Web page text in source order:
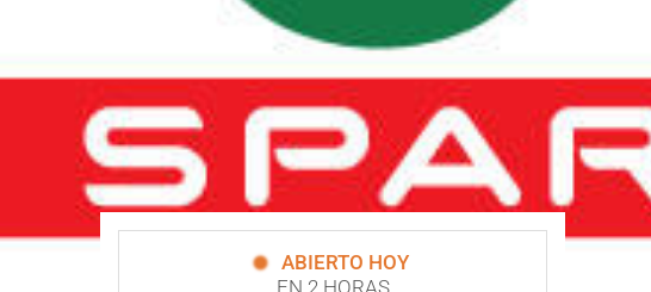
ABIERTO HOY